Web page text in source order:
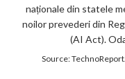
naționale din statele
noilor prevederi din
(AI Act).
Source: